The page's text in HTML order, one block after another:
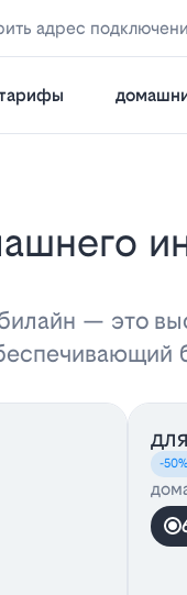
адрес
— это
-